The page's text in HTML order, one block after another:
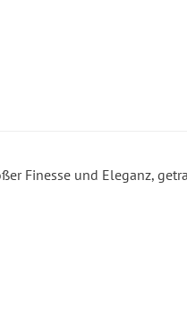
Finesse und Eleganz,